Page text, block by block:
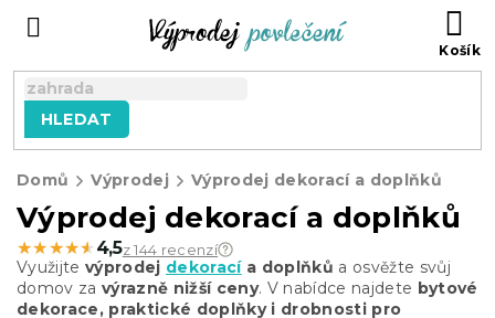
HLEDAT
Domů Výprodej Výprodej dekorací a doplňků
Výprodej dekorací a doplňků
★★★★★
★★★★★ 4,5z 144 recenzí
Využijte výprodej dekoracía doplňků a osvěžte svůj
domov za výrazně nižší ceny. V nabídce najdete bytové
dekorace, praktické doplňky i drobnosti pro